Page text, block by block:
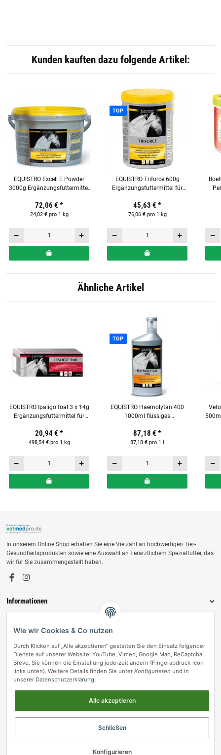
Kunden kauften dazu folgende Artikel:
EQUISTRO Excell E Powder
3000g Ergänzungsfuttermittel
72,06 € *
24,02 € pro 1 kg
TOP
EQUISTRO Triforce 600g
Ergänzungsfuttermittel für
45,63 € *
76,06 € pro 1 kg
Ähnliche Artikel
EQUISTRO Ipaligo foal 3 x 14g
Ergänzungsfuttermittel für
20,94 € *
498,54 € pro 1 kg
TOP
EQUISTRO Haemolytan 400
1000ml flüssiges
Pferde
87,18 € *
87,18 € pro 1 l
In unserem Online Shop erhalten Sie eine Vielzahl an hochwertigen Tier-
Gesundheitsprodukten sowie eine Auswahl an tierärztlichem Spezialfutter, das
wir für Sie zusammengestellt haben.
Informationen
Vertrag widerrufen
© vetmedpro.de• * Alle Preise inkl. gesetzlicher USt., zzgl.Versand.
Umsetzung durch Themeart• Powered by
Wie wir Cookies & Co nutzen
Durch Klicken auf „Alle akzeptieren“ gestatten Sie den Einsatz folgender
Dienste auf unserer Website: YouTube, Vimeo, Google Map, ReCaptcha,
Brevo. Sie können die Einstellung jederzeit ändern (Fingerabdruck-Icon
links unten). Weitere Details finden Sie unter Konfigurieren und in
unserer Datenschutzerklärung.
Alle akzeptieren
Schließen
Konfigurieren